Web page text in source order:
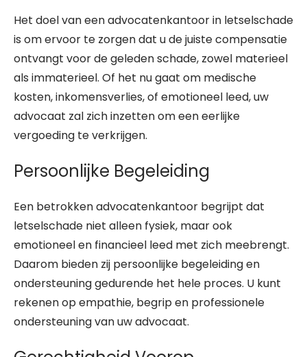
Het doel van een advocatenkantoor in letselschade
is om ervoor te zorgen dat u de juiste compensatie
ontvangt voor de geleden schade, zowel materieel
als immaterieel. Of het nu gaat om medische
kosten, inkomensverlies, of emotioneel leed, uw
advocaat zal zich inzetten om een eerlijke
vergoeding te verkrijgen.
Persoonlijke Begeleiding
Een betrokken advocatenkantoor begrijpt dat
letselschade niet alleen fysiek, maar ook
emotioneel en financieel leed met zich meebrengt.
Daarom bieden zij persoonlijke begeleiding en
ondersteuning gedurende het hele proces. U kunt
rekenen op empathie, begrip en professionele
ondersteuning van uw advocaat.